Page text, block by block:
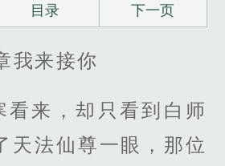
目录 下一页
我来接你
看来，却只看到白师
天法仙尊一眼，那位